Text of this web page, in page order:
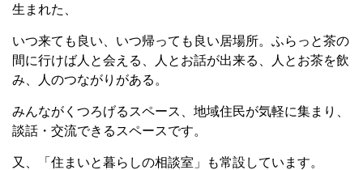
生まれた、
いつ来ても良い、いつ帰っても良い居場所。ふらっと茶の
間に行けば人と会える、人とお話が出来る、人とお茶を飲
み、人のつながりがある。
みんながくつろげるスペース、地域住民が気軽に集まり、
談話・交流できるスペースです。
又、「住まいと暮らしの相談室」も常設しています。